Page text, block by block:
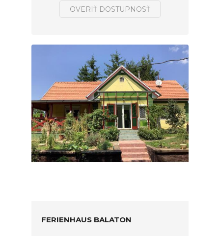
OVERIŤ DOSTUPNOSŤ
FERIENHAUS BALATON